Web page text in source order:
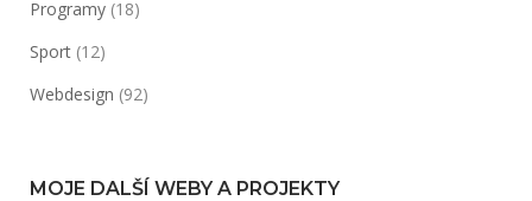
Programy (18)
Sport (12)
Webdesign (92)
MOJE DALŠÍ WEBY A PROJEKTY